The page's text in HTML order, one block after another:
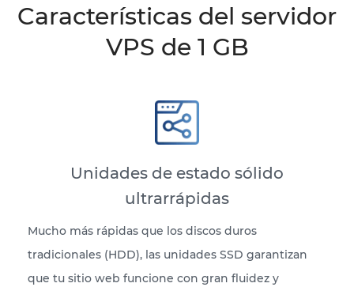
Características del servidor
VPS de 1 GB
Unidades de estado sólido
ultrarrápidas
Mucho más rápidas que los discos duros
tradicionales (HDD), las unidades SSD garantizan
que tu sitio web funcione con gran fluidez y